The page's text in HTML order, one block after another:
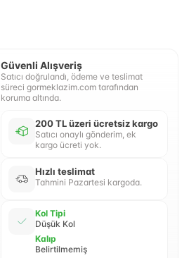
Güvenli Alışveriş
Satıcı doğrulandı, ödeme ve teslimat
süreci gormeklazim.com tarafından
koruma altında.
200 TL üzeri ücretsiz kargo
Satıcı onaylı gönderim, ek
kargo ücreti yok.
Hızlı teslimat
Tahmini Pazartesi kargoda.
Kol Tipi
Düşük Kol
Kalıp
Belirtilmemiş